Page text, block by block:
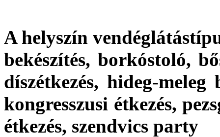
A helyszín
bekészítés, borkóstoló,
díszétkezés, hideg-
kongresszusi étkezés,
étkezés, szendvics party